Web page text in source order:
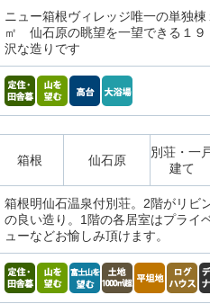
ニュー箱根ヴィレッジ唯一の単独
㎡ 仙石原の眺望を一望できる１９
沢な造りです
箱根 仙石原
別荘・一
建て
箱根明仙石温泉付別荘。2階がリビ
の良い造り。1階の各居室はプライ
ューなどお愉しみ頂けます。